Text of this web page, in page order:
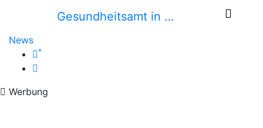
Gesundheitsamt in …
News
*
Werbung